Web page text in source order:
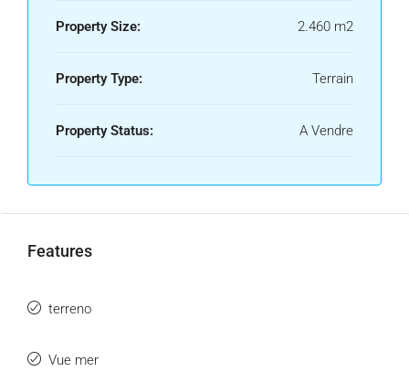
Property Size: 2.460 m2
Property Type: Terrain
Property Status: A Vendre
Features
terreno
Vue mer